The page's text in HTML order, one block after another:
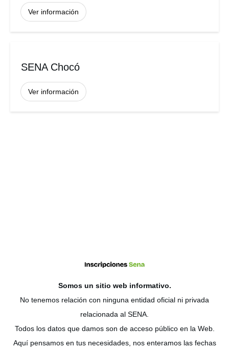
Ver información
SENA Chocó
Ver información
Somos un sitio web informativo.
No tenemos relación con ninguna entidad oficial ni privada
relacionada al SENA.
Todos los datos que damos son de acceso público en la Web.
Aquí pensamos en tus necesidades, nos enteramos las fechas